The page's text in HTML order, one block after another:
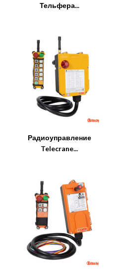
Тельфера...
Радиоуправление
Telecrane...